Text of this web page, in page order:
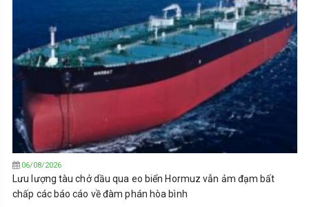
06/08/2026
Lưu lượng tàu chở dầu qua eo biển Hormuz vẫn ảm đạm bất
chấp các báo cáo về đàm phán hòa bình